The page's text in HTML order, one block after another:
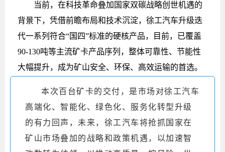
当前，在科技革命叠加国家双碳战略创世机遇的
背景下，凭借前瞻布局和技术沉淀，徐工汽车升级迭
代一系列符合“国四”标准的硬核产品，目前，已覆盖
90-130吨等主流矿卡产品序列，整体可靠性、节能性
大幅提升，成为矿山安全、环保、高效运输的首选。
本次百台矿卡的交付，是市场对徐工汽车
高端化、智能化、绿色化、服务化转型升级
的有力回声，未来，徐工汽车将抢抓国家在
矿山市场叠加的战略和政策机遇，以加速智